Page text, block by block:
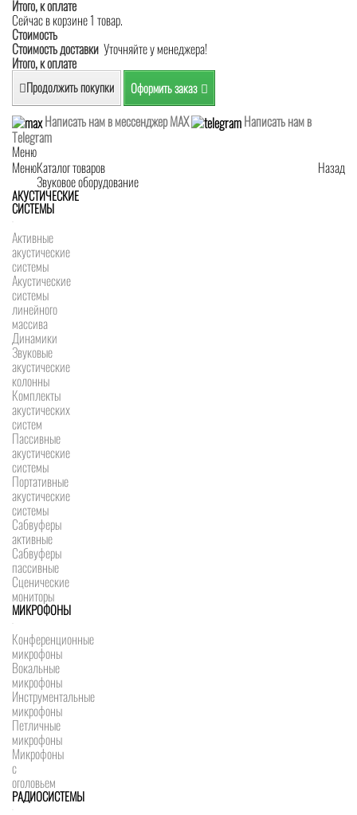
Итого, к оплате
Сейчас в корзине 1 товар.
Стоимость
Стоимость доставки Уточняйте у менеджера!
Итого, к оплате
Продолжить покупки Оформить заказ
Написать нам в мессенджер MAX
Написать нам в
Telegram
Меню
Меню
Назад
Каталог товаров
Звуковое оборудование
АКУСТИЧЕСКИЕ
СИСТЕМЫ
Активные
акустические
системы
Акустические
системы
линейного
массива
Динамики
Звуковые
акустические
колонны
Комплекты
акустических
систем
Пассивные
акустические
системы
Портативные
акустические
системы
Сабвуферы
активные
Сабвуферы
пассивные
Сценические
мониторы
МИКРОФОНЫ
Конференционные
микрофоны
Вокальные
микрофоны
Инструментальные
микрофоны
Петличные
микрофоны
Микрофоны
с
оголовьем
РАДИОСИСТЕМЫ